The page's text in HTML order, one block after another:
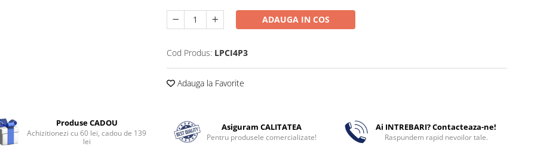
ADAUGA IN COS
Cod Produs: LPCI4P3
Adauga la Favorite
Produse CADOU
Achizitionezi cu 60 lei, cadou de 139
lei
Asiguram CALITATEA
Pentru produsele comercializate!
Ai INTREBARI? Contacteaza-ne!
Raspundem rapid nevoilor tale.